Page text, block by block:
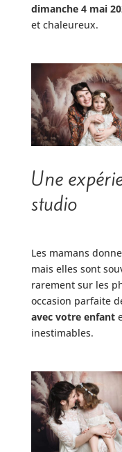
dimanche 4 mai
et chaleureux.
Une
studio
Les mamans
mais elles sont
rarement sur les
occasion parfaite
avec votre enfant
inestimables.